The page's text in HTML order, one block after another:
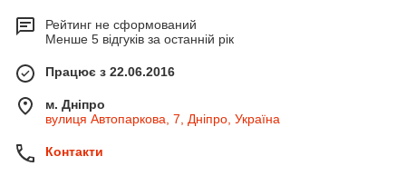
Рейтинг не сформований
Менше 5 відгуків за останній рік
Працює з 22.06.2016
м. Дніпро
вулиця Автопаркова, 7, Дніпро, Україна
Контакти